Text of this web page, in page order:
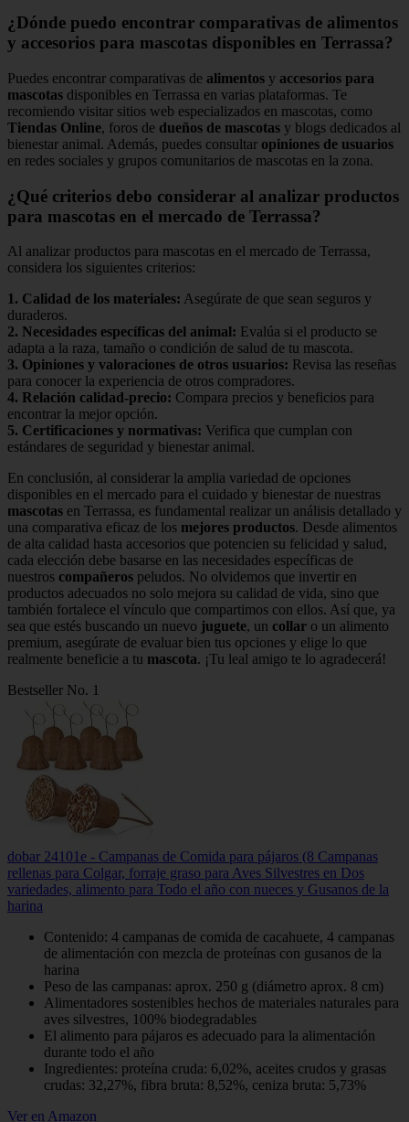
¿Dónde puedo encontrar comparativas de alimentos
y accesorios para mascotas disponibles en Terrassa?
Puedes encontrar comparativas de alimentos y accesorios para
mascotas disponibles en Terrassa en varias plataformas. Te
recomiendo visitar sitios web especializados en mascotas, como
Tiendas Online, foros de dueños de mascotas y blogs dedicados al
bienestar animal. Además, puedes consultar opiniones de usuarios
en redes sociales y grupos comunitarios de mascotas en la zona.
¿Qué criterios debo considerar al analizar productos
para mascotas en el mercado de Terrassa?
Al analizar productos para mascotas en el mercado de Terrassa,
considera los siguientes criterios:
1. Calidad de los materiales: Asegúrate de que sean seguros y
duraderos.
2. Necesidades específicas del animal : Evalúa si el producto se
adapta a la raza, tamaño o condición de salud de tu mascota.
3. Opiniones y valoraciones de otros usuarios: Revisa las reseñas
para conocer la experiencia de otros compradores.
4. Relación calidad-precio: Compara precios y beneficios para
encontrar la mejor opción.
5. Certificaciones y normativas: Verifica que cumplan con
estándares de seguridad y bienestar animal.
En conclusión, al considerar la amplia variedad de opciones
disponibles en el mercado para el cuidado y bienestar de nuestras
mascotas en Terrassa, es fundamental realizar un análisis detallado y
una comparativa eficaz de los mejores productos. Desde alimentos
de alta calidad hasta accesorios que potencien su felicidad y salud,
cada elección debe basarse en las necesidades específicas de
nuestros compañeros peludos. No olvidemos que invertir en
productos adecuados no solo mejora su calidad de vida, sino que
también fortalece el vínculo que compartimos con ellos. Así que, ya
sea que estés buscando un nuevo juguete, un collar o un alimento
premium, asegúrate de evaluar bien tus opciones y elige lo que
realmente beneficie a tu mascota. ¡Tu leal amigo te lo agradecerá!
Bestseller No. 1
dobar 24101e - Campanas de Comida para pájaros (8 Campanas
rellenas para Colgar, forraje graso para Aves Silvestres en Dos
variedades, alimento para Todo el año con nueces y Gusanos de la
harina
Contenido: 4 campanas de comida de cacahuete, 4 campanas
de alimentación con mezcla de proteínas con gusanos de la
harina
Peso de las campanas: aprox. 250 g (diámetro aprox. 8 cm)
Alimentadores sostenibles hechos de materiales naturales para
aves silvestres, 100% biodegradables
El alimento para pájaros es adecuado para la alimentación
durante todo el año
Ingredientes: proteína cruda: 6,02%, aceites crudos y grasas
crudas: 32,27%, fibra bruta: 8,52%, ceniza bruta: 5,73%
Ver en Amazon